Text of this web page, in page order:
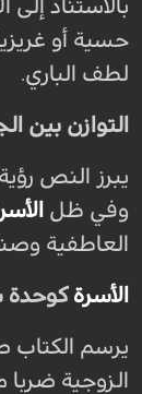
بالاستناد إلى الآية 21 من سورة
حسية أو
لطف الباري.
التوازن بين
يبرز النص
وفي ظل
العاطفية
الأسرة كوحدة
يرسم الكتاب
الزوجية ضربا